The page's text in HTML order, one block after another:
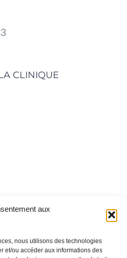
aux
nous utilisons des technologies
et/ou accéder aux informations des
CLINIQUE